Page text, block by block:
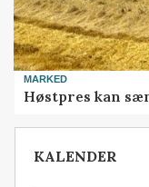
MARKED
Høstpres kan
KALENDER